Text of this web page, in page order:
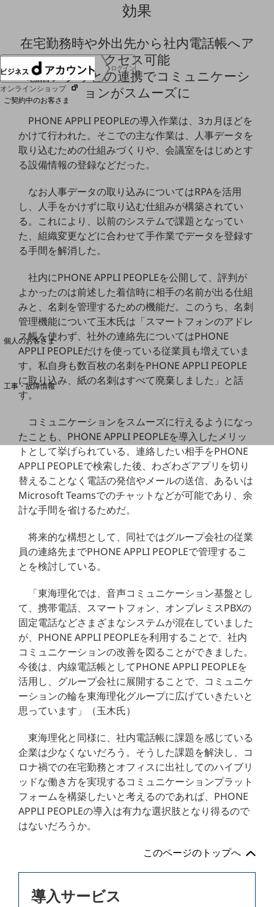
ログイン
オンラインショップ
ご契約中のお客さま
サービス別サポート情報
ご契約中サービスの一元管理
Web明細(ビリングステーション)
料金分析(ご利用料金管理サービス)
Web明細(My docomo)
個人のお客さま
NTTドコモ
OCNなど
工事・故障情報
お客さまサポートサイト
SDPFナレッジセンター
NTTドコモ 通信障害情報
効果
在宅勤務時や外出先から社内電話帳へア
クセス可能
電話アプリとの連携でコミュニケーシ
ョンがスムーズに
PHONE APPLI PEOPLEの導入作業は、3カ月ほどを
かけて行われた。そこでの主な作業は、人事データを
取り込むための仕組みづくりや、会議室をはじめとす
る設備情報の登録などだった。
なお人事データの取り込みについてはRPAを活用
し、人手をかけずに取り込む仕組みが構築されてい
る。これにより、以前のシステムで課題となってい
た、組織変更などに合わせて手作業でデータを登録す
る手間を解消した。
社内にPHONE APPLI PEOPLEを公開して、評判が
よかったのは前述した着信時に相手の名前が出る仕組
みと、名刺を管理するための機能だ。このうち、名刺
管理機能について玉木氏は「スマートフォンのアドレ
ス帳を使わず、社外の連絡先についてはPHONE
APPLI PEOPLEだけを使っている従業員も増えていま
す。私自身も数百枚の名刺をPHONE APPLI PEOPLE
に取り込み、紙の名刺はすべて廃棄しました」と話
す。
コミュニケーションをスムーズに行えるようになっ
たことも、PHONE APPLI PEOPLEを導入したメリッ
トとして挙げられている。連絡したい相手をPHONE
APPLI PEOPLEで検索した後、わざわざアプリを切り
替えることなく電話の発信やメールの送信、あるいは
Microsoft Teamsでのチャットなどが可能であり、余
計な手間を省けるためだ。
将来的な構想として、同社ではグループ会社の従業
員の連絡先までPHONE APPLI PEOPLEで管理するこ
とを検討している。
「東海理化では、音声コミュニケーション基盤とし
て、携帯電話、スマートフォン、オンプレミスPBXの
固定電話などさまざまなシステムが混在していました
が、PHONE APPLI PEOPLEを利用することで、社内
コミュニケーションの改善を図ることができました。
今後は、内線電話帳としてPHONE APPLI PEOPLEを
活用し、グループ会社に展開することで、コミュニケ
ーションの輪を東海理化グループに広げていきたいと
思っています」（玉木氏）
東海理化と同様に、社内電話帳に課題を感じている
企業は少なくないだろう。そうした課題を解決し、コ
ロナ禍での在宅勤務とオフィスに出社してのハイブリ
ッドな働き方を実現するコミュニケーションプラット
フォームを構築したいと考えるのであれば、PHONE
APPLI PEOPLEの導入は有力な選択肢となり得るので
はないだろうか。
このページのトップへ
導入サービス